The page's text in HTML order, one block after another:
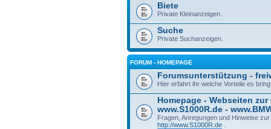
Biete
Private Kleinanzeigen.
Suche
Private Suchanzeigen.
FORUM - HOMEPAGE
Forumsunterstützung -
Hier erfahrt ihr welche Vorteile es
Homepage - Webseiten zur
www.S1000R.de -
Fragen, Anregungen und Hinweise
http://www.S1000R.de